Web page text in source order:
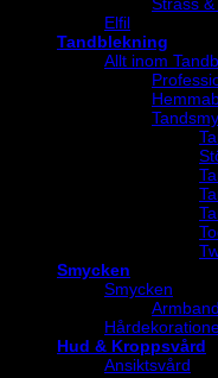
Elfil
Tandblekning
Allt inom
Smycken
Smycken
Armband
Hud & Kroppsvård
Ansiktsvård